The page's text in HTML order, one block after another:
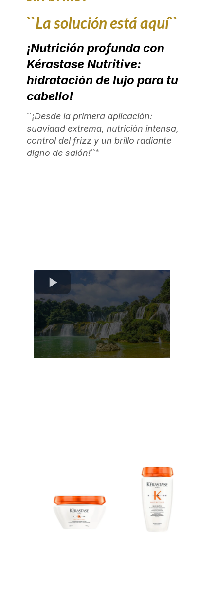
``La solución está aquí``
¡Nutrición profunda con
Kérastase Nutritive:
hidratación de lujo para tu
cabello!
``¡Desde la primera aplicación:
suavidad extrema, nutrición intensa,
control del frizz y un brillo radiante
digno de salón!``*